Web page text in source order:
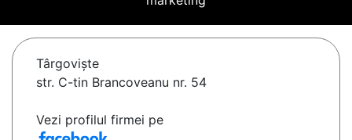
Târgovişte
str. C-tin Brancoveanu nr. 54
Vezi profilul firmei pe